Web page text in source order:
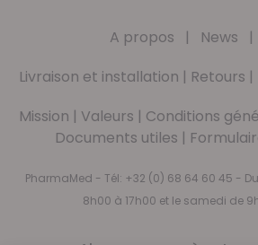
A propos | News |
Livraison et installation | Retours |
Mission | Valeurs | Conditions
Documents utiles |
PharmaMed - Tél: +32 (0) 68 64 60 45 -
8h00 à 17h00 et le samedi de